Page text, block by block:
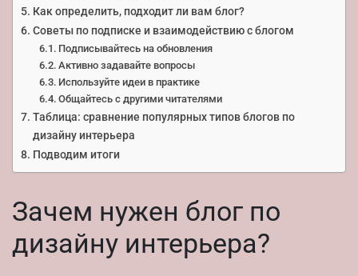
Как определить, подходит ли вам блог?
Советы по подписке и взаимодействию с блогом
Подписывайтесь на обновления
Активно задавайте вопросы
Используйте идеи в практике
Общайтесь с другими читателями
Таблица: сравнение популярных типов блогов по
дизайну интерьера
Подводим итоги
Зачем нужен блог по
дизайну интерьера?